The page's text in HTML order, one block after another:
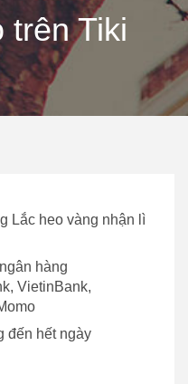
Tiki
Lắc heo vàng nhận lì
hàng
VietinBank,
đến hết ngày